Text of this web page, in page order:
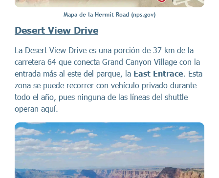
Mapa de la Hermit Road (nps.gov)
Desert View Drive
La Desert View Drive es una porción de 37 km de la
carretera 64 que conecta Grand Canyon Village con la
entrada más al este del parque, la East Entrace. Esta
zona se puede recorrer con vehículo privado durante
todo el año, pues ninguna de las líneas del shuttle
operan aquí.